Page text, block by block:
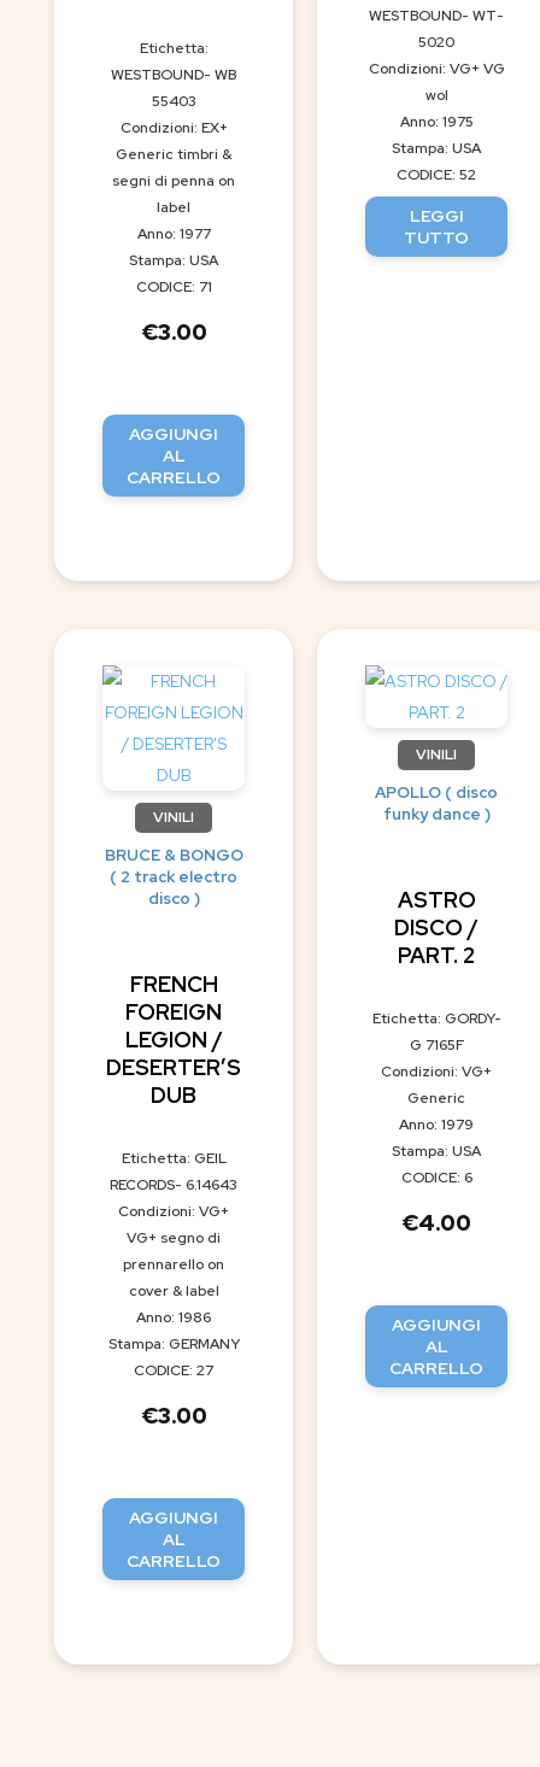
Etichetta:
WESTBOUND- WB
55403
Condizioni: EX+
Generic timbri &
segni di penna on
label
Anno: 1977
Stampa: USA
CODICE: 71
€3.00
AGGIUNGI
AL
CARRELLO
WESTBOUND- WT-
5020
Condizioni: VG+ VG
wol
Anno: 1975
Stampa: USA
CODICE: 52
LEGGI
TUTTO
VINILI
BRUCE & BONGO
( 2 track electro
disco )
FRENCH
FOREIGN
LEGION /
DESERTER’S
DUB
Etichetta: GEIL
RECORDS- 6.14643
Condizioni: VG+
VG+ segno di
prennarello on
cover & label
Anno: 1986
Stampa: GERMANY
CODICE: 27
€3.00
AGGIUNGI
AL
CARRELLO
VINILI
APOLLO ( disco
funky dance )
ASTRO
DISCO /
PART. 2
Etichetta: GORDY-
G 7165F
Condizioni: VG+
Generic
Anno: 1979
Stampa: USA
CODICE: 6
€4.00
AGGIUNGI
AL
CARRELLO